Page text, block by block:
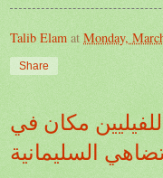
Talib Elam at Monday,
Share
مكان في
السليمانية